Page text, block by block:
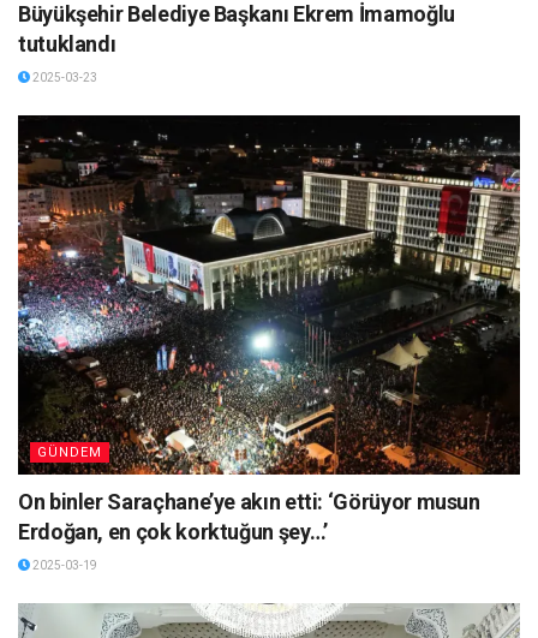
Büyükşehir Belediye Başkanı Ekrem İmamoğlu
tutuklandı
2025-03-23
GÜNDEM
On binler Saraçhane’ye akın etti: ‘Görüyor musun
Erdoğan, en çok korktuğun şey…’
2025-03-19